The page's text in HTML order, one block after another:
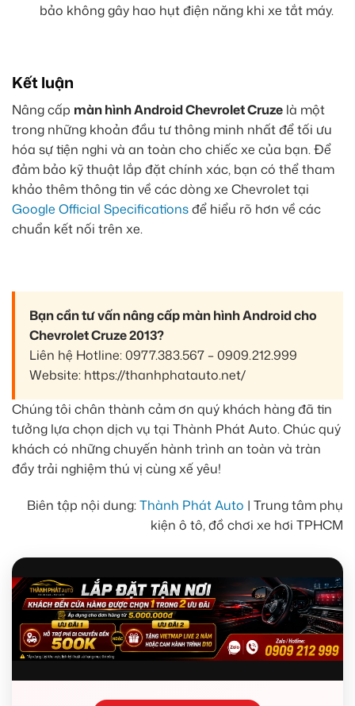
bảo không gây hao hụt điện năng khi xe tắt máy.
Kết luận
Nâng cấp màn hình Android Chevrolet Cruze là một
trong những khoản đầu tư thông minh nhất để tối ưu
hóa sự tiện nghi và an toàn cho chiếc xe của bạn. Để
đảm bảo kỹ thuật lắp đặt chính xác, bạn có thể tham
khảo thêm thông tin về các dòng xe Chevrolet tại
Google Official Specificationsđể hiểu rõ hơn về các
chuẩn kết nối trên xe.
Bạn cần tư vấn nâng cấp màn hình Android cho
Chevrolet Cruze 2013?
Liên hệ Hotline: 0977.383.567 – 0909.212.999
Website: https://thanhphatauto.net/
Chúng tôi chân thành cảm ơn quý khách hàng đã tin
tưởng lựa chọn dịch vụ tại Thành Phát Auto. Chúc quý
khách có những chuyến hành trình an toàn và tràn
đầy trải nghiệm thú vị cùng xế yêu!
Biên tập nội dung:Thành Phát Auto | Trung tâm phụ
kiện ô tô, đồ chơi xe hơi TPHCM